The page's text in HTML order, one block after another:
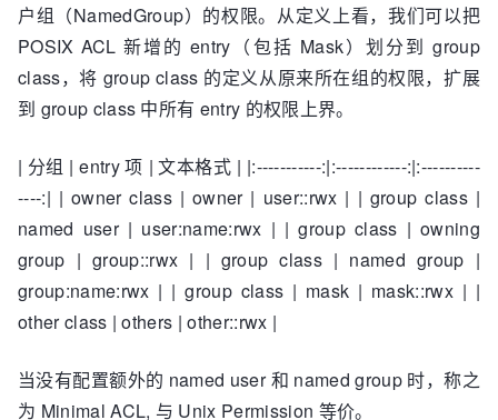
    NamedUsers  Entry
// 新增指定用户权限定义
    NamedGroups Entry
// 新增指定用户组权限定义
type Entry struct {
    Perm Mode
户组（NamedGroup）的权限。从定义上看，我们可以把
POSIX ACL 新增的 entry（包括 Mask）划分到 group
class，将 group class 的定义从原来所在组的权限，扩展
到 group class 中所有 entry 的权限上界。
| 分组 | entry 项 | 文本格式 | |:-----------:|:------------:|:----------
----:| | owner class | owner | user::rwx | | group class |
named user | user:name:rwx | | group class | owning
group | group::rwx | | group class | named group |
group:name:rwx | | group class | mask | mask::rwx | |
other class | others | other::rwx |
当没有配置额外的 named user 和 named group 时，称之
为 Minimal ACL, 与 Unix Permission 等价。